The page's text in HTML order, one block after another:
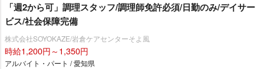
「週2から可」調理スタッフ/調理師免許必須/日勤のみ/デイサー
ビス/社会保障完備
株式会社SOYOKAZE/岩倉ケアセンターそよ風
時給1,200円～1,350円
アルバイト・パート / 愛知県